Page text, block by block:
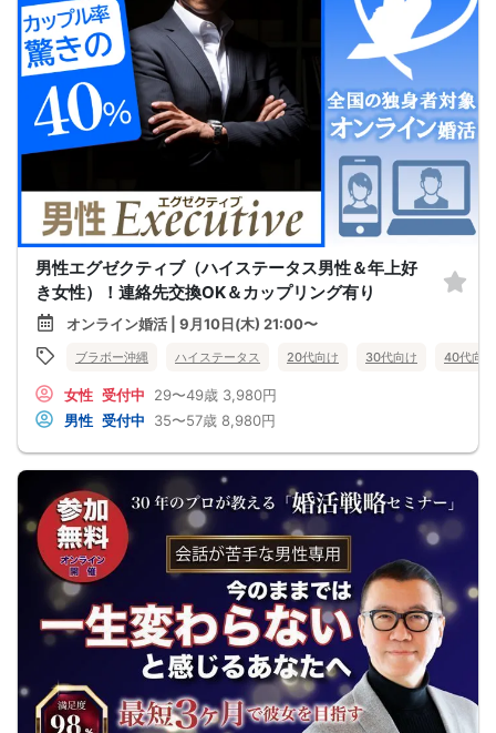
男性エグゼクティブ（ハイステータス男性＆年上好
き女性）！連絡先交換OK＆カップリング有り
オンライン婚活 | 9月10日(木) 21:00〜
ブラボー沖縄 ハイステータス 20代向け 30代向け 40代向け
女性 受付中 29〜49歳 3,980円
男性 受付中 35〜57歳 8,980円